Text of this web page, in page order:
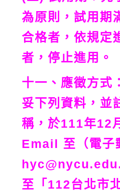
為原則，試用期
合格者，依規定
者，停止進用。
十一、應徵方式
妥下列資料，並
稱，於111年12
Email 至（電子
至「112台北市